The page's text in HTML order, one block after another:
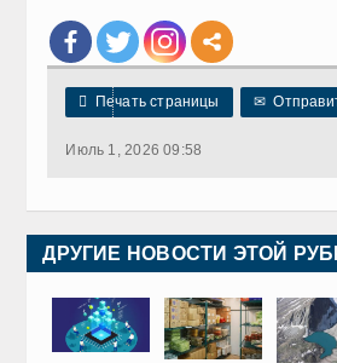
 Печать страницы ✉
Июль 1, 2026 09:58
ДРУГИЕ НОВОСТИ ЭТОЙ